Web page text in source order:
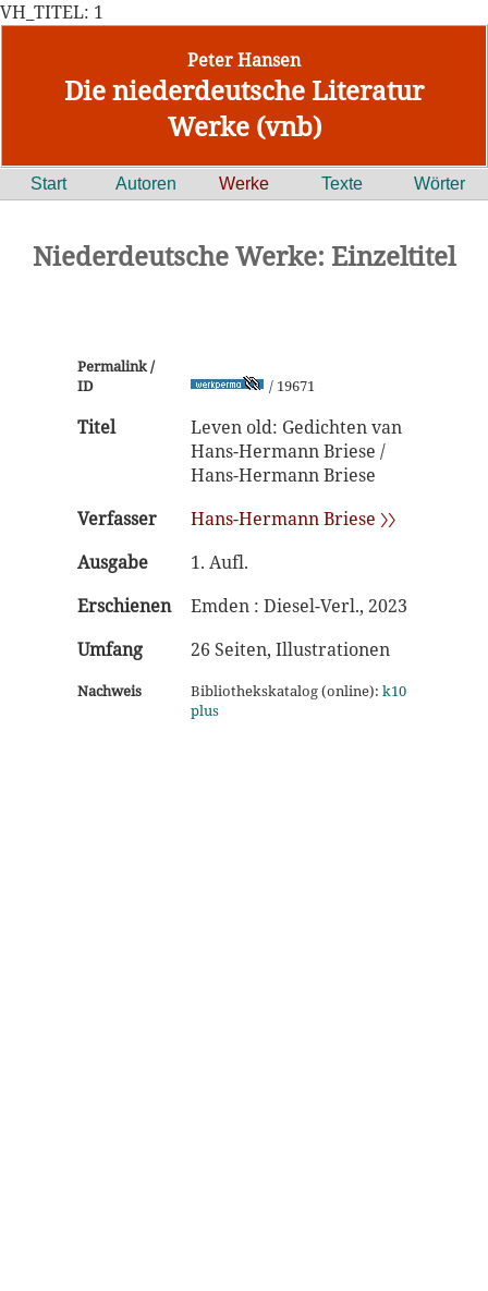
VH_TITEL: 1
Peter Hansen
Die niederdeutsche Literatur
Werke (vnb)
Start Autoren Werke Texte Wörter
Niederdeutsche Werke: Einzeltitel
Permalink /
ID
/ 19671
Titel
Leven old: Gedichten van
Hans-Hermann Briese /
Hans-Hermann Briese
Verfasser
Hans-Hermann Briese 〉〉
Ausgabe
1. Aufl.
Erschienen
Emden : Diesel-Verl., 2023
Umfang
26 Seiten, Illustrationen
Nachweis Bibliothekskatalog (online): k10
plus